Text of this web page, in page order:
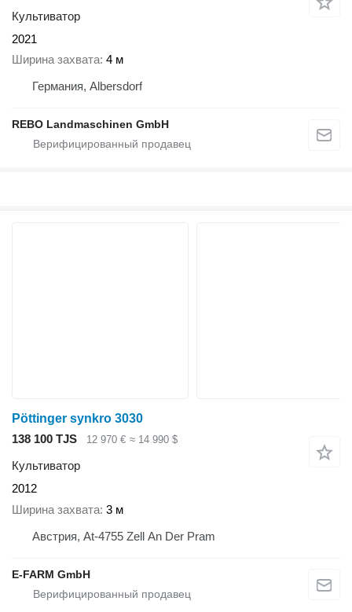
Культиватор
2021
Ширина захвата 4 м
Германия, Albersdorf
REBO Landmaschinen GmbH
Pöttinger synkro 3030
138 100 TJS
12 970 € ≈ 14 990 $
Культиватор
2012
Ширина захвата 3 м
Австрия, At-4755 Zell An Der Pram
E-FARM GmbH